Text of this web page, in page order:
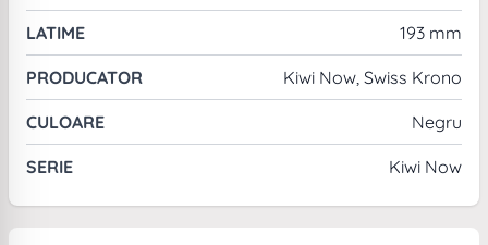
LATIME 193 mm
PRODUCATOR Kiwi Now, Swiss Krono
CULOARE Negru
SERIE Kiwi Now